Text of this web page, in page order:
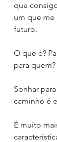
que
um que me
futuro.
O que é?
para quem?
Sonhar
caminho é
É muito